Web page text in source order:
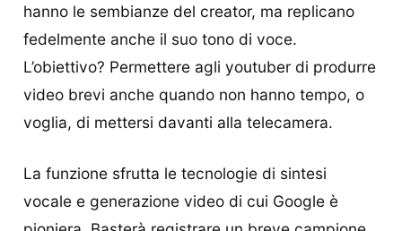
hanno le sembianze del creator, ma replicano
fedelmente anche il suo tono di voce.
L’obiettivo? Permettere agli youtuber di produrre
video brevi anche quando non hanno tempo, o
voglia, di mettersi davanti alla telecamera.
La funzione sfrutta le tecnologie di sintesi
vocale e generazione video di cui Google è